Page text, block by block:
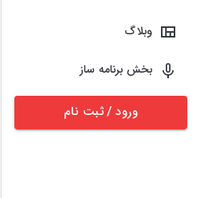
وبلاگ
بخش برنامه ساز
ورود / ثبت نام